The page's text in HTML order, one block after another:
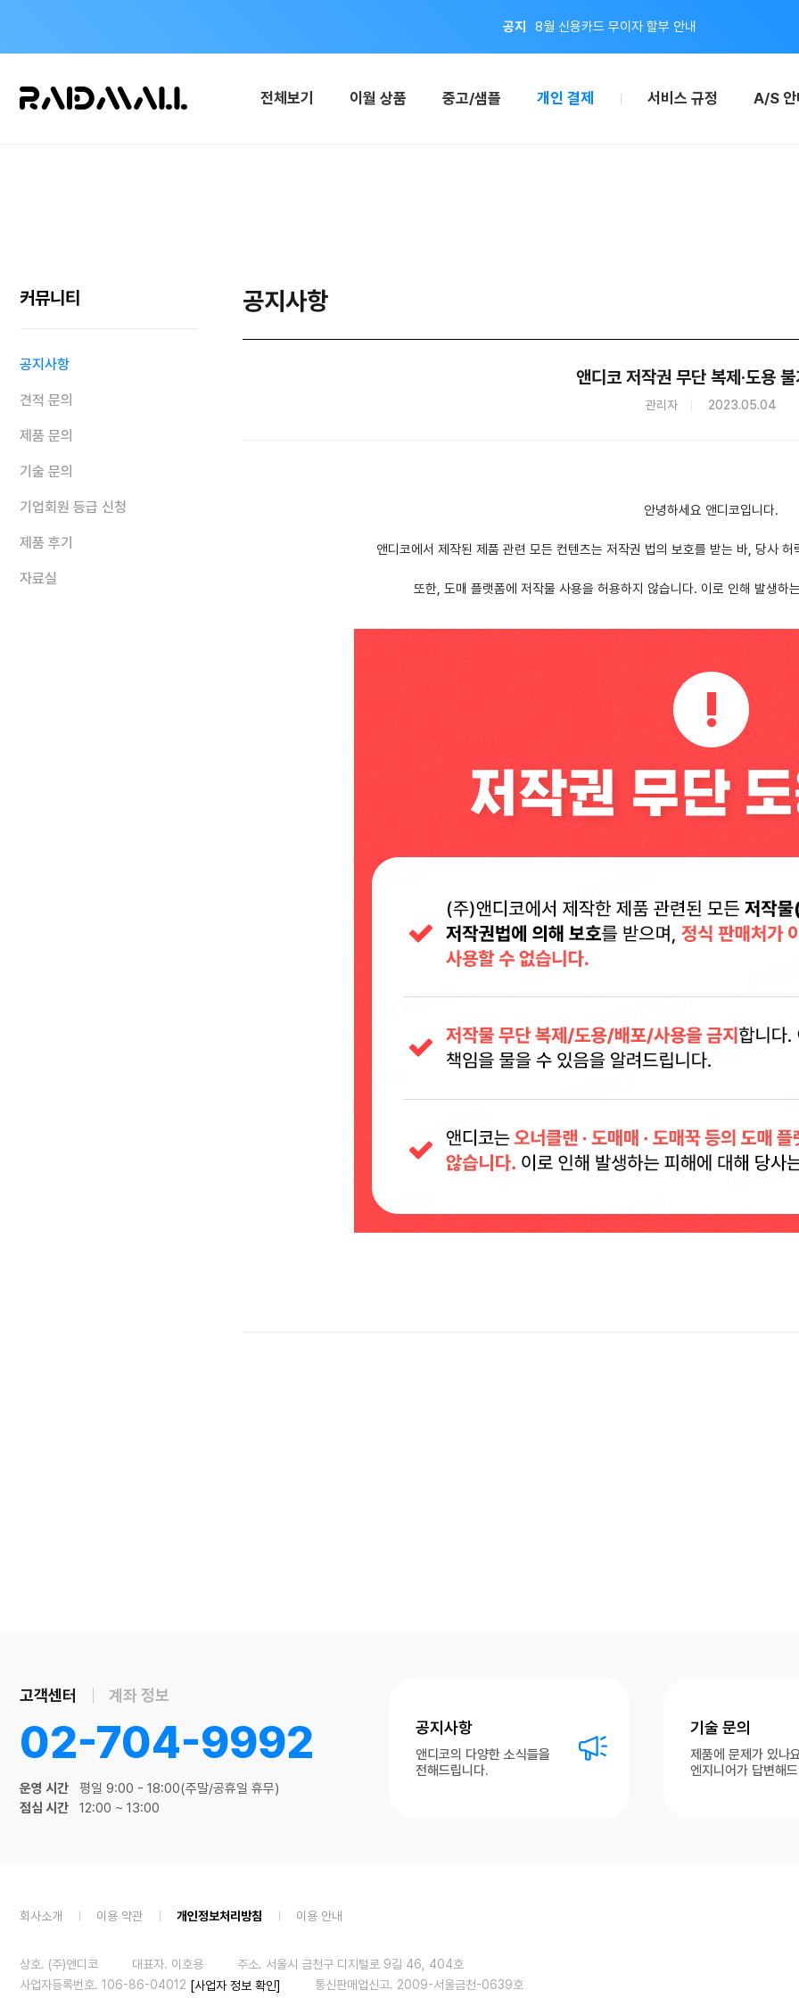
공지 8월 신용카드 무이자 할부 안내
전체보기 이월 상품 중고/샘플 개인 결제 서비스 규정 A/S 안
커뮤니티
공지사항
견적 문의
제품 문의
기술 문의
기업회원 등급 신청
제품 후기
자료실
공지사항
앤디코 저작권 무단 복제·도용
관리자 2023.05.04
안녕하세요 앤디코입니다.
앤디코에서 제작된 제품 관련 모든 컨텐츠는 저작권 법의 보호를 받는 바, 당사
또한, 도매 플랫폼에 저작물 사용을 허용하지 않습니다. 이로 인해 발생하
고객센터 계좌 정보
02-704-9992
운영 시간
평일 9:00 - 18:00(주말/공휴일 휴무)
점심 시간
12:00 ~ 13:00
공지사항
앤디코의 다양한 소식들을
전해드립니다.
기술 문의
제품에 문제가 있나
엔지니어가 답변해
회사소개 이용 약관 개인정보처리방침 이용 안내
상호. (주)앤디코 대표자. 이호용
주소. 서울시 금천구 디지털로 9길 46, 404호
사업자등록번호. 106-86-04012 [사업자 정보 확인]
통신판매업신고. 2009-서울금천-0639호